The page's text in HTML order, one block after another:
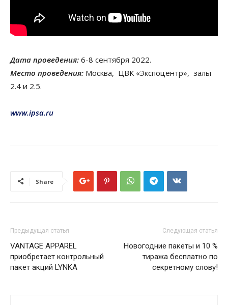
Дата проведения: 6-8 сентября 2022.
Место проведения: Москва, ЦВК «Экспоцентр», залы
2.4 и 2.5.
www.ipsa.ru
Share
Предыдущая статья
VANTAGE APPAREL
приобретает контрольный
пакет акций LYNKА
Следующая статья
Новогодние пакеты и 10 %
тиража бесплатно по
секретному слову!